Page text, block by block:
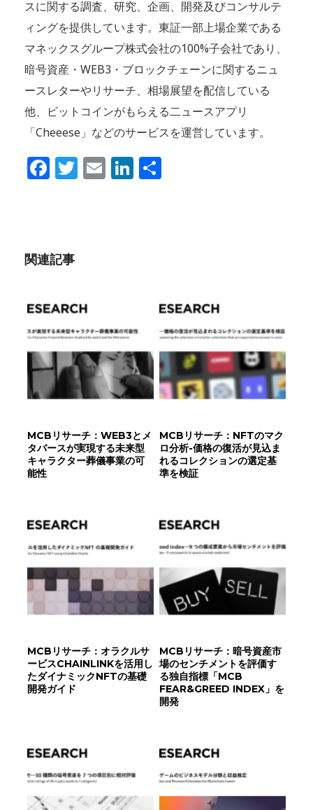
スに関する調査、研究、企画、開発及びコンサルテ
ィングを提供しています。東証一部上場企業である
マネックスグループ株式会社の100%子会社であり、
暗号資産・WEB3・ブロックチェーンに関するニュ
ースレターやリサーチ、相場展望を配信している
他、ビットコインがもらえる二ュースアプリ
「Cheeese」などのサービスを運営しています。
Facebook
Twitter
EmailLinkedIn
関連記事
MCBリサーチ：WEB3とメ
タバースが実現する未来型
キャラクター葬儀事業の可
能性
MCBリサーチ：NFTのマク
ロ分析-価格の復活が見込ま
れるコレクションの選定基
準を検証
MCBリサーチ：オラクルサ
ービスCHAINLINKを活用し
たダイナミックNFTの基礎
開発ガイド
MCBリサーチ：暗号資産市
場のセンチメントを評価す
る独自指標「MCB
FEAR&GREED INDEX」を
開発